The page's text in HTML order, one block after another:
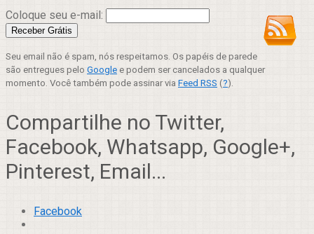
Coloque seu e-mail:
Seu email não é spam, nós respeitamos. Os papéis de parede
são entregues pelo Google e podem ser cancelados a qualquer
momento. Você também pode assinar via Feed RSS (?).
Compartilhe no Twitter,
Facebook, Whatsapp, Google+,
Pinterest, Email...
Facebook